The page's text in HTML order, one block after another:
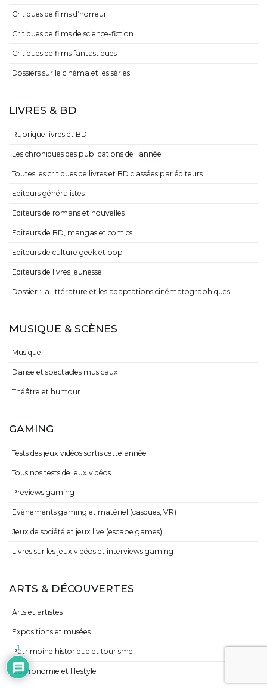
Critiques de films d’horreur
Critiques de films de science-fiction
Critiques de films fantastiques
Dossiers sur le cinéma et les séries
LIVRES & BD
Rubrique livres et BD
Les chroniques des publications de l’année
Toutes les critiques de livres et BD classées par éditeurs
Editeurs généralistes
Editeurs de romans et nouvelles
Editeurs de BD, mangas et comics
Editeurs de culture geek et pop
Editeurs de livres jeunesse
Dossier : la littérature et les adaptations cinématographiques
MUSIQUE & SCÈNES
Musique
Danse et spectacles musicaux
Théâtre et humour
GAMING
Tests des jeux vidéos sortis cette année
Tous nos tests de jeux vidéos
Previews gaming
Evénements gaming et matériel (casques, VR)
Jeux de société et jeux live (escape games)
Livres sur les jeux vidéos et interviews gaming
ARTS & DÉCOUVERTES
Arts et artistes
Expositions et musées
Patrimoine historique et tourisme
Gastronomie et lifestyle
1